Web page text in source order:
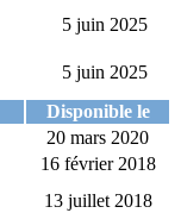
5 juin 2025
5 juin 2025
Disponible le
20 mars 2020
16 février 2018
13 juillet 2018